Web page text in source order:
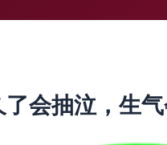
了会抽泣，生